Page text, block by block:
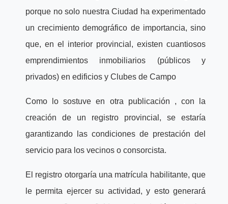
porque no solo nuestra Ciudad ha experimentado
un crecimiento demográfico de importancia, sino
que, en el interior provincial, existen cuantiosos
emprendimientos inmobiliarios (públicos y
privados) en edificios y Clubes de Campo
Como lo sostuve en otra publicación , con la
creación de un registro provincial, se estaría
garantizando las condiciones de prestación del
servicio para los vecinos o consorcista.
El registro otorgaría una matrícula habilitante, que
le permita ejercer su actividad, y esto generará